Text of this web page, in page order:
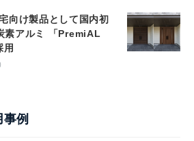
向け製品として国内初
素アルミ 「PremiAL
用
例